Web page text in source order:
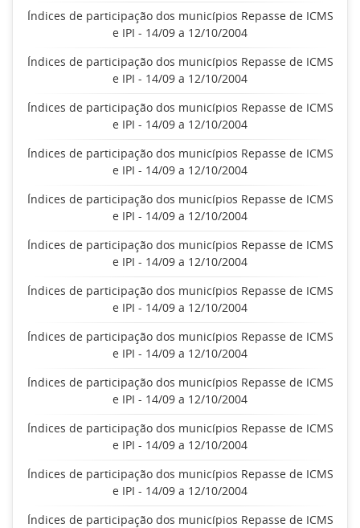
Índices de participação dos municípios Repasse de ICMS
e IPI - 14/09 a 12/10/2004
Índices de participação dos municípios Repasse de ICMS
e IPI - 14/09 a 12/10/2004
Índices de participação dos municípios Repasse de ICMS
e IPI - 14/09 a 12/10/2004
Índices de participação dos municípios Repasse de ICMS
e IPI - 14/09 a 12/10/2004
Índices de participação dos municípios Repasse de ICMS
e IPI - 14/09 a 12/10/2004
Índices de participação dos municípios Repasse de ICMS
e IPI - 14/09 a 12/10/2004
Índices de participação dos municípios Repasse de ICMS
e IPI - 14/09 a 12/10/2004
Índices de participação dos municípios Repasse de ICMS
e IPI - 14/09 a 12/10/2004
Índices de participação dos municípios Repasse de ICMS
e IPI - 14/09 a 12/10/2004
Índices de participação dos municípios Repasse de ICMS
e IPI - 14/09 a 12/10/2004
Índices de participação dos municípios Repasse de ICMS
e IPI - 14/09 a 12/10/2004
Índices de participação dos municípios Repasse de ICMS